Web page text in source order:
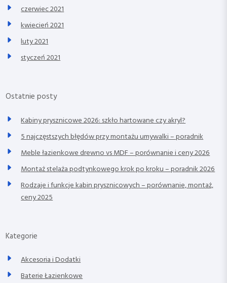
czerwiec 2021
kwiecień 2021
luty 2021
styczeń 2021
Ostatnie posty
Kabiny prysznicowe 2026: szkło hartowane czy akryl?
5 najczęstszych błędów przy montażu umywalki – poradnik
Meble łazienkowe drewno vs MDF – porównanie i ceny 2026
Montaż stelaża podtynkowego krok po kroku – poradnik 2026
Rodzaje i funkcje kabin prysznicowych – porównanie, montaż,
ceny 2025
Kategorie
Akcesoria i Dodatki
Baterie Łazienkowe